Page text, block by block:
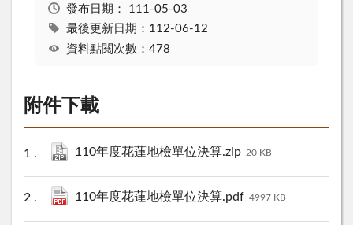
發布日期： 111-05-03
最後更新日期：112-06-12
資料點閱次數：478
附件下載
110年度花蓮地檢單位決算.zip 20 KB
110年度花蓮地檢單位決算.pdf 4997 KB